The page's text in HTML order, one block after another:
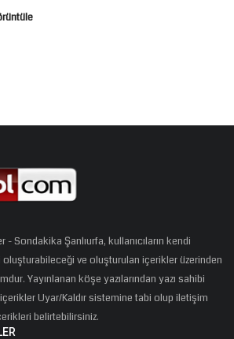
- Sondakika Şanlıurfa, kullanıcıların kendi
ve oluşturulan içerikler üzerinden
Yayınlanan köşe yazılarından yazı sahibi
Uyar/Kaldır sistemine tabi olup iletişim
belirtebilirsiniz.